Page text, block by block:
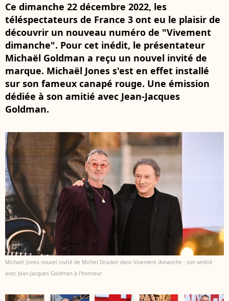
Ce dimanche 22 décembre 2022, les
téléspectateurs de France 3 ont eu le plaisir de
découvrir un nouveau numéro de "Vivement
dimanche". Pour cet inédit, le présentateur
Michaël Goldman a reçu un nouvel invité de
marque. Michaël Jones s'est en effet installé
sur son fameux canapé rouge. Une émission
dédiée à son amitié avec Jean-Jacques
Goldman.
Michaël Jones nouvel invité de Michel Drucker dans Vivement dimanche : son amitié
avec Jean-Jacques Goldman à l'honneur